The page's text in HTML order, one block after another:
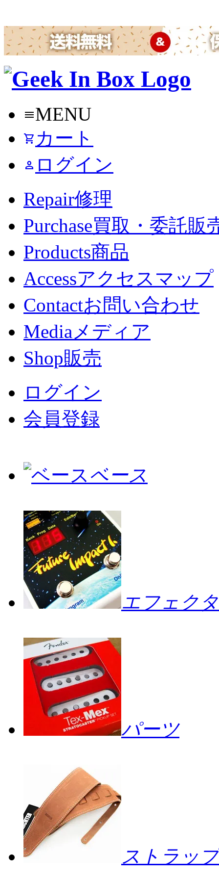
menuMENU
shopping_cart カート
person ログイン
Repair修理
Purchase買取・委託販
Products商品
Accessアクセスマップ
Contactお問い合わせ
Mediaメディア
Shop販売
ログイン
会員登録
ベース
エフェク
パーツ
ストラップ